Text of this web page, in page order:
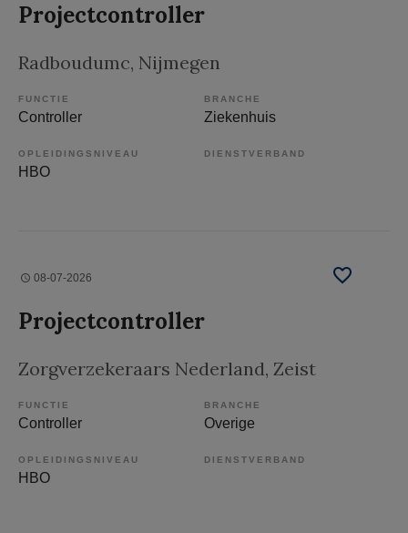
Projectcontroller
Radboudumc, Nijmegen
FUNCTIE
Controller
BRANCHE
Ziekenhuis
OPLEIDINGSNIVEAU
HBO
DIENSTVERBAND
08-07-2026
Projectcontroller
Zorgverzekeraars Nederland, Zeist
FUNCTIE
Controller
BRANCHE
Overige
OPLEIDINGSNIVEAU
HBO
DIENSTVERBAND